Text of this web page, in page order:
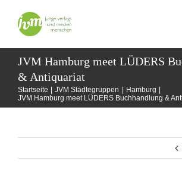
Inhalt
springen
JVM Hamburg meet LÜDERS
& Antiquariat
Startseite JVM Städtegruppen
Hamburg
JVM Hamburg meet LÜDERS Buchhandlung &